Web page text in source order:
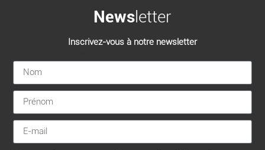
Newsletter
Inscrivez-vous à notre newsletter